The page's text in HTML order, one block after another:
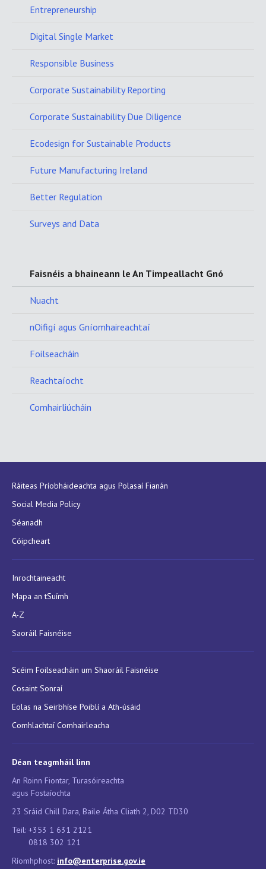
Entrepreneurship
Digital Single Market
Responsible Business
Corporate Sustainability Reporting
Corporate Sustainability Due Diligence
Ecodesign for Sustainable Products
Future Manufacturing Ireland
Better Regulation
Surveys and Data
Faisnéis a bhaineann le An Timpeallacht Gnó
Nuacht
nOifigí agus Gníomhaireachtaí
Foilseacháin
Reachtaíocht
Comhairliúcháin
Ráiteas Príobháideachta agus Polasaí Fianán
Social Media Policy
Séanadh
Cóipcheart
Inrochtaineacht
Mapa an tSuímh
A-Z
Saoráil Faisnéise
Scéim Foilseacháin um Shaoráil Faisnéise
Cosaint Sonraí
Eolas na Seirbhíse Poiblí a Ath-úsáid
Comhlachtaí Comhairleacha
Déan teagmháil linn
An Roinn Fiontar, Turasóireachta
agus Fostaíochta
23 Sráid Chill Dara, Baile Átha Cliath 2, D02 TD30
Teil: +353 1 631 2121
0818 302 121
Ríomhphost: info@enterprise.gov.ie